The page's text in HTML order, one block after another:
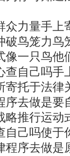
众力量手上
破鸟笼力鸟
像一只鸟他
查自己吗手
寄托于法律
序去做是要
略推行运动
自己吗使于
程序去做